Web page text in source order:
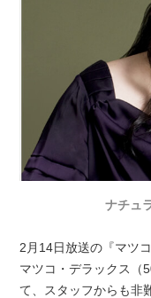
ナチュ
2月14日放送の『マツ
マツコ・デラックス（
て、スタッフからも非